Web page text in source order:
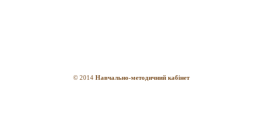
© 2014 Навчально-методичний кабінет